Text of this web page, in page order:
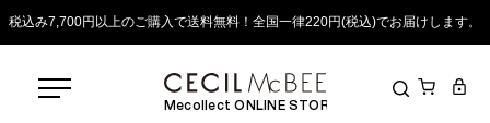
税込み7,700円以上のご購入で送料無料！全国一律220円(税込)でお届けします。
Mecollect ONLINE STORE